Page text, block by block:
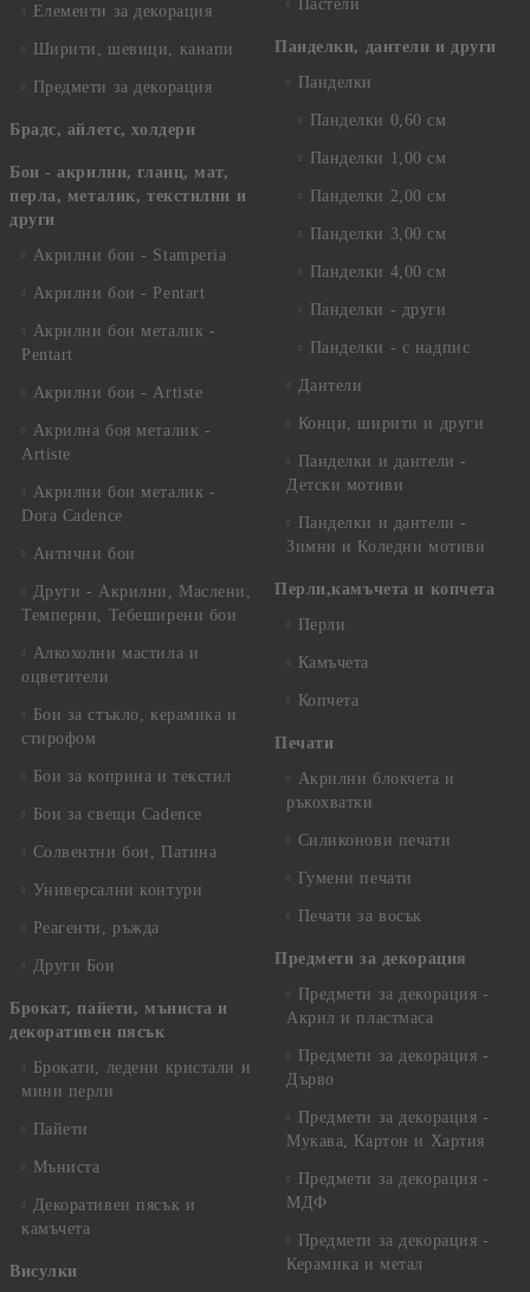
Елементи за декорация
Ширити, шевици, канапи
Предмети за декорация
Брадс, айлетс, холдери
Бои - акрилни, гланц, мат,
перла, металик, текстилни и
други
Акрилни бои - Stamperia
Акрилни бои - Pentart
Акрилни бои металик -
Pentart
Акрилни бои - Artiste
Акрилна боя металик -
Artiste
Акрилни бои металик -
Dora Cadence
Антични бои
Други - Акрилни, Маслени,
Темперни, Тебеширени бои
Алкохолни мастила и
оцветители
Бои за стъкло, керамика и
стирофом
Бои за коприна и текстил
Бои за свещи Cadence
Солвентни бои, Патина
Универсални контури
Реагенти, ръжда
Други Бои
Брокат, пайети, мъниста и
декоративен пясък
Брокати, ледени кристали и
мини перли
Пайети
Мъниста
Декоративен пясък и
камъчета
Висулки
Пастели
Панделки, дантели и други
Панделки
Панделки 0,60 см
Панделки 1,00 см
Панделки 2,00 см
Панделки 3,00 см
Панделки 4,00 см
Панделки - други
Панделки - с надпис
Дантели
Конци, ширити и други
Панделки и дантели -
Детски мотиви
Панделки и дантели -
Зимни и Коледни мотиви
Перли,камъчета и копчета
Перли
Камъчета
Копчета
Печати
Акрилни блокчета и
ръкохватки
Силиконови печати
Гумени печати
Печати за восък
Предмети за декорация
Предмети за декорация -
Акрил и пластмаса
Предмети за декорация -
Дърво
Предмети за декорация -
Мукава, Картон и Хартия
Предмети за декорация -
МДФ
Предмети за декорация -
Керамика и метал